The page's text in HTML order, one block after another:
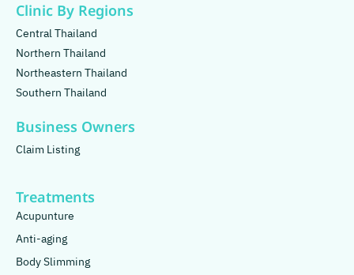
Clinic By Regions
Central Thailand
Northern Thailand
Northeastern Thailand
Southern Thailand
Business Owners
Claim Listing
Treatments
Acupunture
Anti-aging
Body Slimming